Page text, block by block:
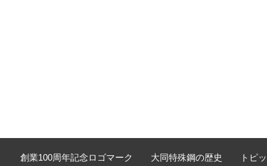
創業100周年記念ロゴマーク 大同特殊鋼の歴史 トピ